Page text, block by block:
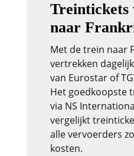
naar
Met de trein naar
vertrekken
van Eurostar of
Het goedkoopste
via NS
vergelijkt
alle vervoerders
kosten.